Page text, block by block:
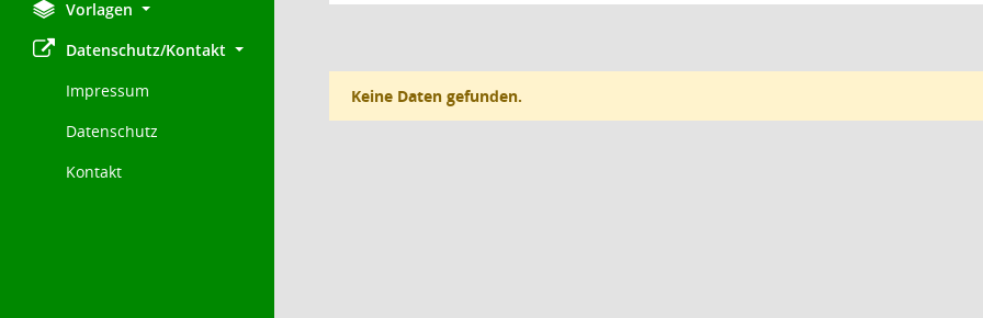
Vorlagen
Datenschutz/Kontakt
Impressum
Datenschutz
Kontakt
Keine Daten gefunden.